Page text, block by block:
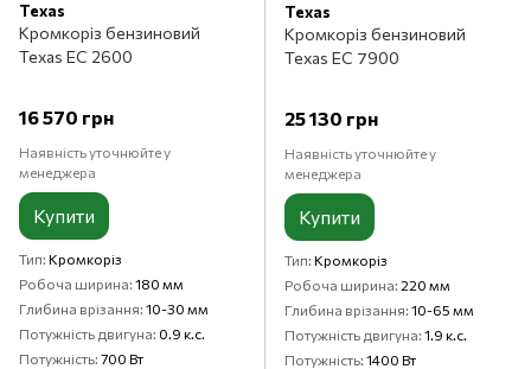
Texas
Кромкоріз бензиновий
Texas EC 2600
16 570 грн
Наявність уточнюйте у
менеджера
Купити
Тип Кромкоріз
Робоча ширина 180 мм
Глибина врізання 10-30 мм
Потужність двигуна 0.9 к.с.
Потужність 700 Вт
Texas
Кромкоріз бензиновий
Texas EC 7900
25 130 грн
Наявність уточнюйте у
менеджера
Купити
Тип Кромкоріз
Робоча ширина 220 мм
Глибина врізання 10-65 мм
Потужність двигуна 1.9 к.с.
Потужність 1400 Вт